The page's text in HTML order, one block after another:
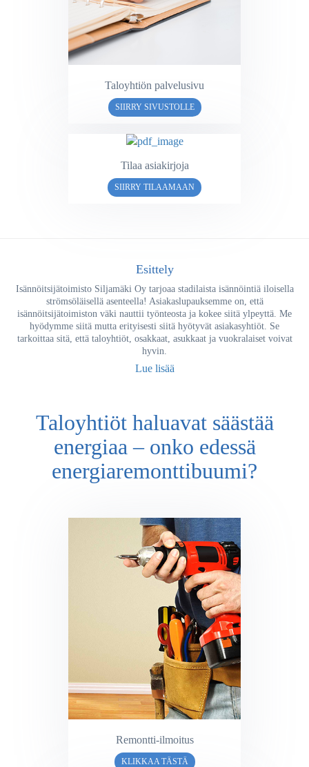
Taloyhtiön palvelusivu
SIIRRY SIVUSTOLLE
Tilaa asiakirjoja
SIIRRY TILAAMAAN
Esittely
Isännöitsijätoimisto Siljamäki Oy tarjoaa stadilaista isännöintiä iloisella
strömsöläisellä asenteella! Asiakaslupauksemme on, että
isännöitsijätoimiston väki nauttii työnteosta ja kokee siitä ylpeyttä. Me
hyödymme siitä mutta erityisesti siitä hyötyvät asiakasyhtiöt. Se
tarkoittaa sitä, että taloyhtiöt, osakkaat, asukkaat ja vuokralaiset voivat
hyvin.
Lue lisää
Taloyhtiöt haluavat säästää
energiaa – onko edessä
energiaremonttibuumi?
Remontti-ilmoitus
KLIKKAA TÄSTÄ